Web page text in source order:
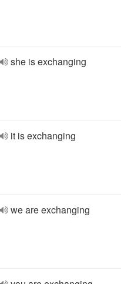
she is exchanging
it is exchanging
we are exchanging